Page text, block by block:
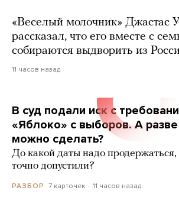
«Веселый молочник» Джастас
рассказал, что его вместе с
собираются выдворить из
11 часов назад
В суд подали иск с
«Яблоко» с выборов. А
можно сделать?
До какой даты надо
точно допустили?
РАЗБОР 7 карточек 11 часов назад